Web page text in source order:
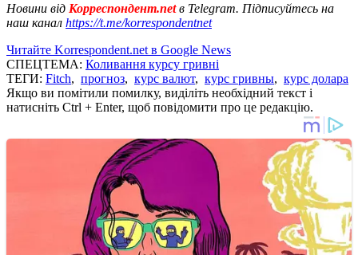
Новини від Корреспондент.netв Telegram. Підписуйтесь на
наш канал https://t.me/korrespondentnet
Читайте Korrespondent.net в Google News
СПЕЦТЕМА: Коливання курсу гривні
ТЕГИ: Fitch, прогноз, курс валют, курс гривны, курс долара
Якщо ви помітили помилку, виділіть необхідний текст і
натисніть Ctrl + Enter, щоб повідомити про це редакцію.